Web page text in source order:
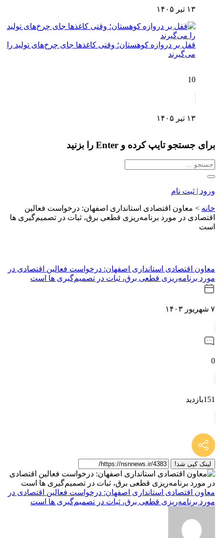
۱۳ تیر ۱۴۰۵
قفل بر دروازه کوهستان؛ وقتی کاغذها جای چرخ‌های تولید را
می‌گیرند
10
۱۳ تیر ۱۴۰۵
برای جستجو تایپ کرده و Enter را بزنید
ورود | ثبت نام
خانه > معاون اقتصادی استانداری اصفهان: درخواست فعالین
اقتصادی در مورد برنامه‌ریزی قطعی برق، ثبات در تصمیم‌گیری ها
است
معاون اقتصادی استانداری اصفهان: درخواست فعالین اقتصادی در
مورد برنامه‌ریزی قطعی برق، ثبات در تصمیم‌گیری ها است
۷ شهریور ۱۴۰۳
0
151بازدید
لینک کپی شد!
معاون اقتصادی استانداری اصفهان: درخواست فعالین اقتصادی در
مورد برنامه‌ریزی قطعی برق، ثبات در تصمیم‌گیری ها است